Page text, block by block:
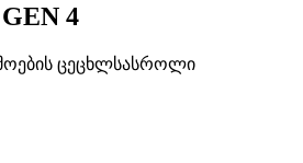
4
ცეცხლსასროლი